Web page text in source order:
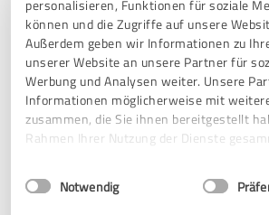
personalisieren, Funktionen für soziale
können und die Zugriffe auf unsere
Außerdem geben wir Informationen zu
unserer Website an unsere Partner für
Werbung und Analysen weiter. Unsere
Informationen möglicherweise mit
zusammen, die Sie ihnen bereitgestellt
Rahmen Ihrer Nutzung der Dienste
Impressum Datenschutzbestimmungen
Einwilligungsauswahl
Notwendig
bessere Angebote vorgeschlagen
Erfahrungsbericht & Bewertung zu:
Tarifbörse24
Kommentar von Tarifbörse24: